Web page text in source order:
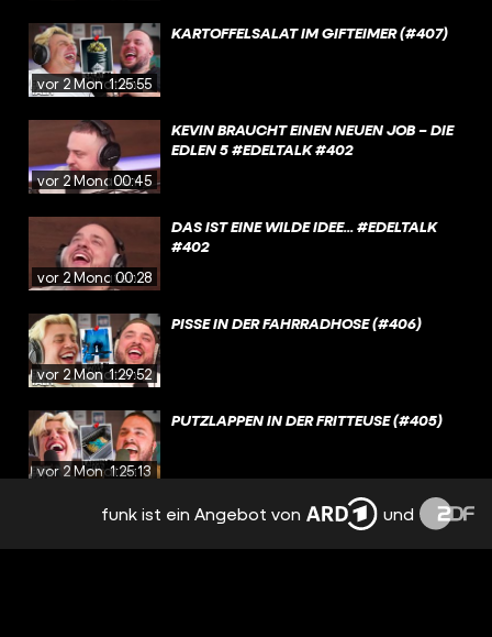
vor 2 Monaten
1:25:55
KARTOFFELSALAT IM GIFTEIMER (#407)
vor 2 Monaten
00:45
KEVIN BRAUCHT EINEN NEUEN JOB – DIE
EDLEN 5 #EDELTALK #402
vor 2 Monaten
00:28
DAS IST EINE WILDE IDEE... #EDELTALK
#402
vor 2 Monaten
1:29:52
PISSE IN DER FAHRRADHOSE (#406)
vor 2 Monaten
1:25:13
PUTZLAPPEN IN DER FRITTEUSE (#405)
WAGYU IN DER HOSENTASCHE (#404)
funk ist ein Angebot von und